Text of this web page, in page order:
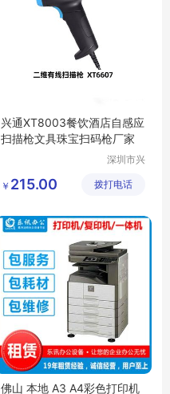
兴通XT8003餐饮酒店自感应
扫描枪文具珠宝扫码枪厂家
深圳市兴
技有限公
￥ 215.00 拨打电话
佛山 本地 A3 A4彩色打印机